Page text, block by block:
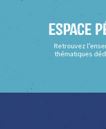
Espace
Retrouvez
thématiques